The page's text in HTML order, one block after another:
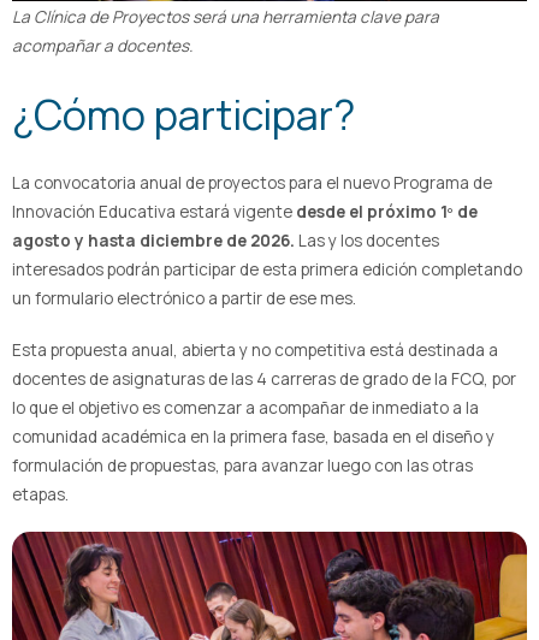
La Clínica de Proyectos será una herramienta clave para
acompañar a docentes.
¿Cómo participar?
La convocatoria anual de proyectos para el nuevo Programa de
Innovación Educativa estará vigente desde el próximo 1º de
agosto y hasta diciembre de 2026. Las y los docentes
interesados podrán participar de esta primera edición completando
un formulario electrónico a partir de ese mes.
Esta propuesta anual, abierta y no competitiva está destinada a
docentes de asignaturas de las 4 carreras de grado de la FCQ, por
lo que el objetivo es comenzar a acompañar de inmediato a la
comunidad académica en la primera fase, basada en el diseño y
formulación de propuestas, para avanzar luego con las otras
etapas.